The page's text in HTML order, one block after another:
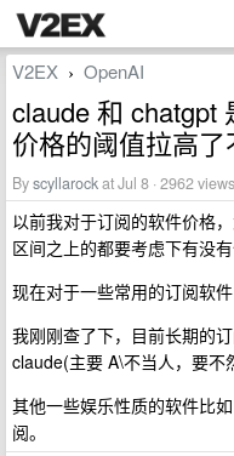
V2EX › OpenAI
claude 和 chatgpt
价格的阈值拉高了
Byscyllarockat Jul 8 · 2962 views
以前我对于订阅的软件价格
区间之上的都要考虑下有没
现在对于一些常用的订阅软
我刚刚查了下，目前长期的
claude(主要 A\不当人，要不
其他一些娱乐性质的软件比
阅。